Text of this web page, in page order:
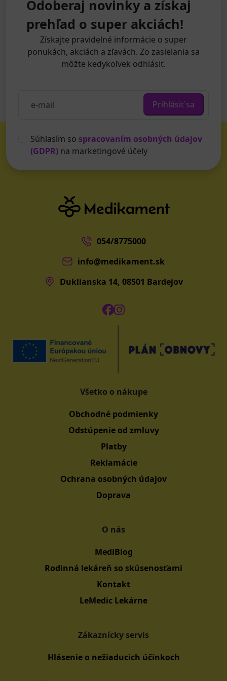
Odoberaj novinky a získaj
prehľad o super akciách!
Získajte pravidelné informácie o super
ponukách, akciách a zľavách. Zo zasielania sa
môžte kedykoľvek odhlásiť.
Prihlásiť sa
Súhlasím so spracovaním osobných údajov
(GDPR) na marketingové účely
054/8775000
info@medikament.sk
Duklianska 14, 08501 Bardejov
Všetko o nákupe
Obchodné podmienky
Odstúpenie od zmluvy
Platby
Reklamácie
Ochrana osobných údajov
Doprava
O nás
MediBlog
Rodinná lekáreň so skúsenosťami
Kontakt
LeMedic Lekárne
Zákaznícky servis
Hlásenie o nežiaducich účinkoch